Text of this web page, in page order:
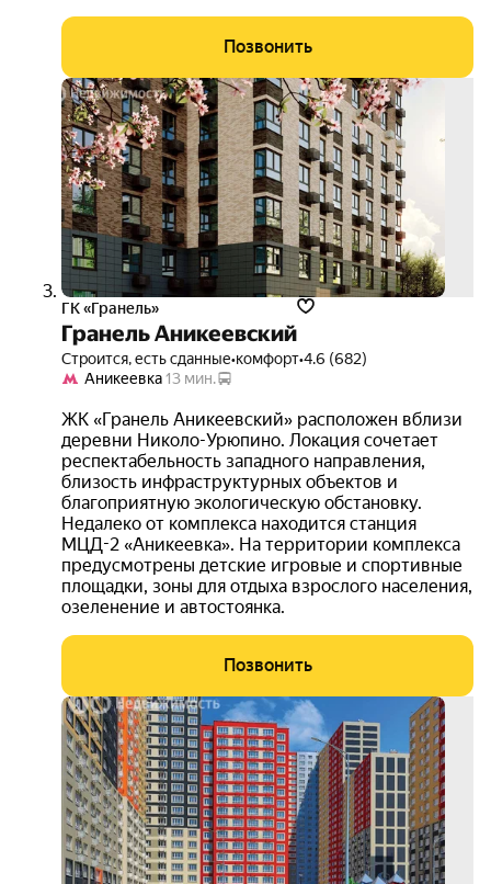
Позвонить
ГК «Гранель»
Гранель Аникеевский
Строится, есть сданные•комфорт•4.6 (682)
Аникеевка13 мин.
ЖК «Гранель Аникеевский» расположен вблизи
деревни Николо-Урюпино. Локация сочетает
респектабельность западного направления,
близость инфраструктурных объектов и
благоприятную экологическую обстановку.
Недалеко от комплекса находится станция
МЦД-2 «Аникеевка». На территории комплекса
предусмотрены детские игровые и спортивные
площадки, зоны для отдыха взрослого населения,
озеленение и автостоянка.
Позвонить